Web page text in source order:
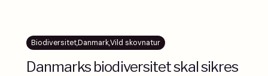
Biodiversitet,Danmark,Vild skovnatur
Danmarks biodiversitet skal sikres